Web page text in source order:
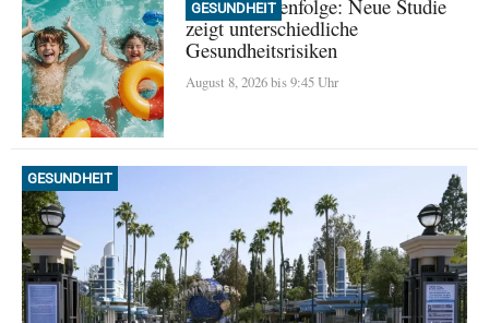
GESUNDHEIT
Geburtsreihenfolge: Neue Studie
zeigt unterschiedliche
Gesundheitsrisiken
August 8, 2026 bis 9:45 Uhr
GESUNDHEIT